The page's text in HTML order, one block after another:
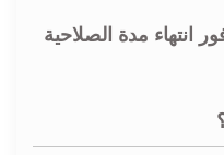
انتهاء مدة الصلاحية